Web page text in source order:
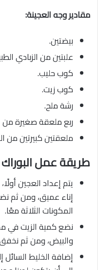
مقادير وجه العجينة:
بيضتين.
علبتين من الزبادي
كوب حليب.
كوب زيت.
رشة ملح.
ربع ملعقة صغيرة من
ملعقتين كبيرتين من
طريقة عمل
يتم إعداد العجين
إناء عميق، ومن ثم
المكونات الثلاثة معًا.
نضع كمية الزيت في
والبيض، ومن ثم
إضافة الخليط السائل